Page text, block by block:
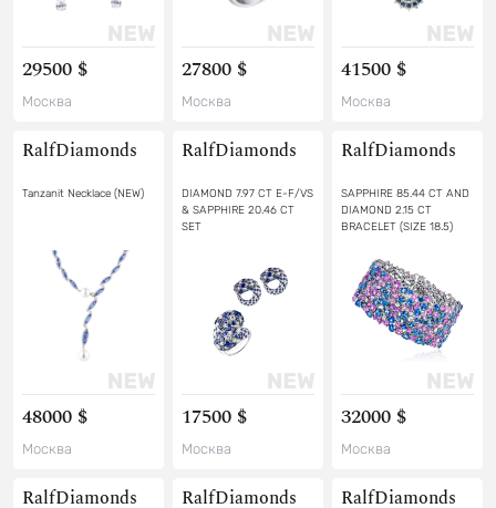
29500 $
Москва
27800 $
Москва
41500 $
Москва
RalfDiamonds
Tanzanit Necklace (NEW)
48000 $
Москва
RalfDiamonds
DIAMOND 7.97 CT E-F/VS
& SAPPHIRE 20.46 CT
SET
17500 $
Москва
RalfDiamonds
SAPPHIRE 85.44 CT AND
DIAMOND 2.15 CT
BRACELET (SIZE 18.5)
32000 $
Москва
RalfDiamonds RalfDiamonds RalfDiamonds